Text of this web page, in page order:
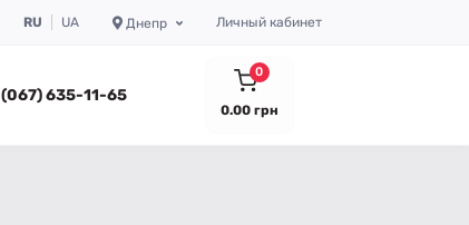
RU UA Днепр Личный кабинет
(067) 635-11-65
0
0.00 грн